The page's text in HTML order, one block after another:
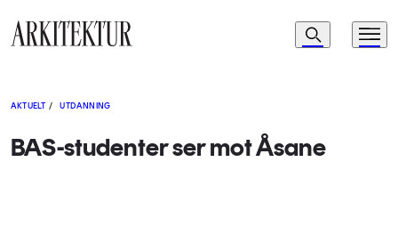
Navigasjon
Søk Meny
AKTUELT / UTDANNING
BAS-studenter ser mot Åsane